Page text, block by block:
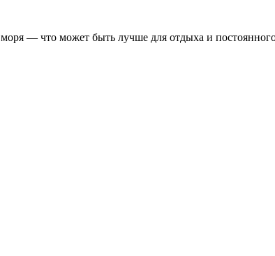
— что может быть лучше для отдыха и